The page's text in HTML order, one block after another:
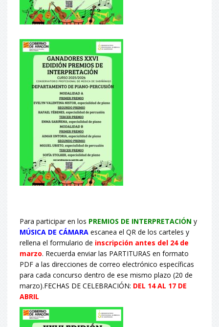
Para participar en los PREMIOS DE INTERPRETACIÓN y
MÚSICA DE CÁMARA escanea el QR de los carteles y
rellena el formulario de inscripción antes del 24 de
marzo. Recuerda enviar las PARTITURAS en formato
PDF a las direcciones de correo electrónico específicas
para cada concurso dentro de ese mismo plazo (20 de
marzo).FECHAS DE CELEBRACIÓN: DEL 14 AL 17 DE
ABRIL